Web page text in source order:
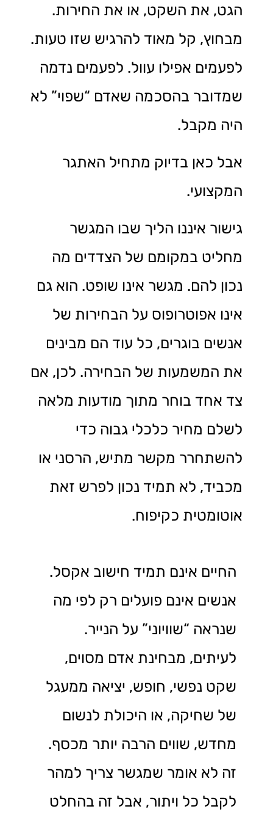
הגט, את השקט, או את החירות.
מבחוץ, קל מאוד להרגיש שזו טעות.
לפעמים אפילו עוול. לפעמים נדמה
שמדובר בהסכמה שאדם “שפוי” לא
היה מקבל.
אבל כאן בדיוק מתחיל האתגר
המקצועי.
גישור איננו הליך שבו המגשר
מחליט במקומם של הצדדים מה
נכון להם. מגשר אינו שופט. הוא גם
אינו אפוטרופוס על הבחירות של
אנשים בוגרים, כל עוד הם מבינים
את המשמעות של הבחירה. לכן, אם
צד אחד בוחר מתוך מודעות מלאה
לשלם מחיר כלכלי גבוה כדי
להשתחרר מקשר מתיש, הרסני או
מכביד, לא תמיד נכון לפרש זאת
אוטומטית כקיפוח.
החיים אינם תמיד חישוב אקסל.
אנשים אינם פועלים רק לפי מה
שנראה “שוויוני” על הנייר.
לעיתים, מבחינת אדם מסוים,
שקט נפשי, חופש, יציאה ממעגל
של שחיקה, או היכולת לנשום
מחדש, שווים הרבה יותר מכסף.
זה לא אומר שמגשר צריך למהר
לקבל כל ויתור, אבל זה בהחלט